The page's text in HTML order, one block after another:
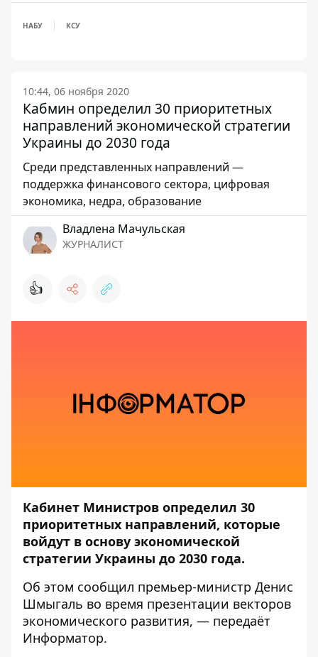
НАБУ КСУ
10:44, 06 ноября 2020
Кабмин определил 30 приоритетных
направлений экономической стратегии
Украины до 2030 года
Среди представленных направлений —
поддержка финансового сектора, цифровая
экономика, недра, образование
Владлена Мачульская
ЖУРНАЛИСТ
👍
Кабинет Министров определил 30
приоритетных направлений, которые
войдут в основу экономической
стратегии Украины до 2030 года.
Об этом сообщил премьер-министр Денис
Шмыгаль во время презентации векторов
экономического развития, — передаёт
Информатор.